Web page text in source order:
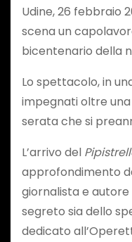
Udine, 26 febbraio
scena un
bicentenario della
Lo spettacolo, in
impegnati oltre
serata che si
L’arrivo del
approfondimento
giornalista e
segreto sia dello
dedicato